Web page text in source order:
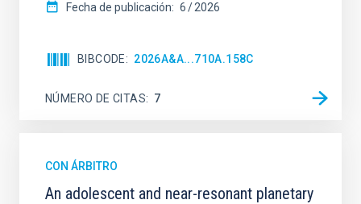
Fecha de publicación: 6 2026
BIBCODE 2026A&A...710A.158C
NÚMERO DE CITAS 7
CON ÁRBITRO
An adolescent and near-resonant planetary